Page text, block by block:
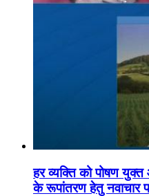
हर व्यक्ति को पोषण युक्त
के रूपांतरण हेतु नवाचार